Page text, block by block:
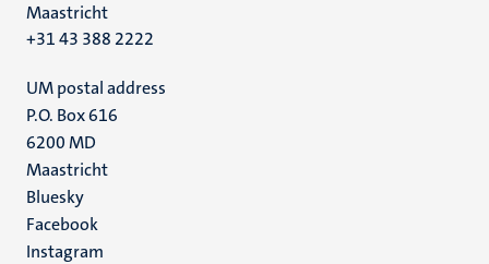
Maastricht
+31 43 388 2222
UM postal address
P.O. Box 616
6200 MD
Maastricht
Social
media
Bluesky
Facebook
Instagram